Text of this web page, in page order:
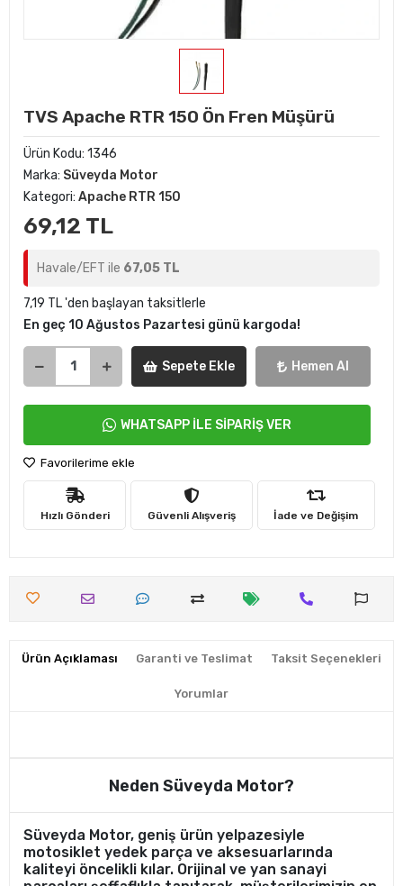
TVS Apache RTR 150 Ön Fren Müşürü
Ürün Kodu: 1346
Marka: Süveyda Motor
Kategori: Apache RTR 150
69,12 TL
Havale/EFT ile 67,05 TL
7,19 TL 'den başlayan taksitlerle
En geç 10 Ağustos Pazartesi günü kargoda!
Sepete Ekle Hemen Al
WHATSAPP İLE SİPARİŞ VER
Favorilerime ekle
Hızlı Gönderi Güvenli Alışveriş İade ve Değişim
Ürün Açıklaması Garanti ve Teslimat Taksit Seçenekleri
Yorumlar
Neden Süveyda Motor?
Süveyda Motor, geniş ürün yelpazesiyle
motosiklet yedek parça ve aksesuarlarında
kaliteyi öncelikli kılar. Orijinal ve yan sanayi